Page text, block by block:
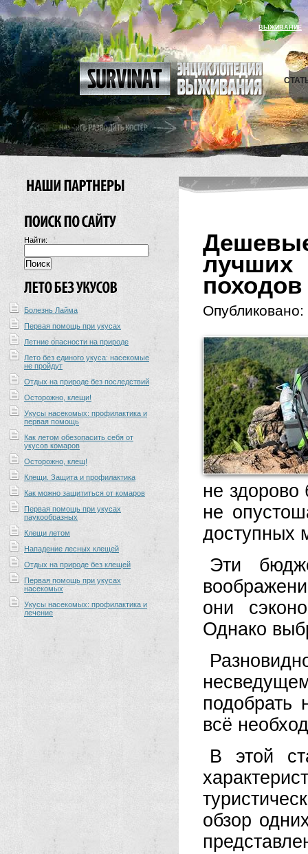
ВЫЖИВАНИЕ
Найти:
Болезнь Лайма
Первая помощь при укусах
Летние опасности на природе
Лето без единого укуса: насекомые
не пройдут
Отдых на природе без последствий
Осторожно, клещи!
Укусы насекомых: профилактика и
первая помощь
Как летом обезопасить себя от
укусов комаров
Осторожно, клещ!
Клещи. Защита и профилактика
Как можно защититься от комаров
Первая помощь при укусах
паукообразных
Клещи летом
Нападение лесных клещей
Отдых на природе без клещей
Первая помощь при укусах
насекомых
Укусы насекомых: профилактика и
лечение
Опубликовано:
не
не
доступных
Эти
они
Однако
подобрать
всё
В этой
обзор